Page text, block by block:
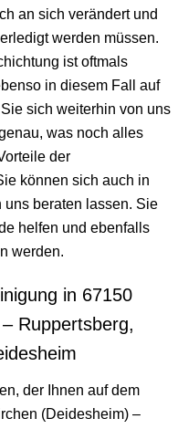
an sich verändert und
werden müssen.
ist oftmals
in diesem Fall auf
sich weiterhin von uns
was noch alles
der
können sich auch in
beraten lassen. Sie
helfen und ebenfalls
werden.
in 67150
Ruppertsberg,
der Ihnen auf dem
(Deidesheim) –